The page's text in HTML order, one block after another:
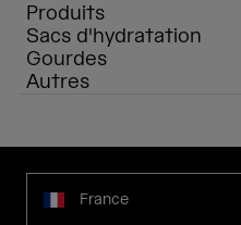
Produits
Sacs d'hydratation
Gourdes
Autres
France